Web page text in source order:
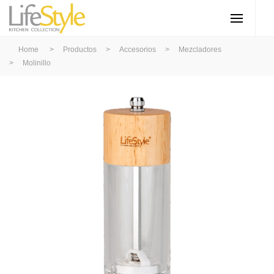
Home > Productos > Accesorios >
Mezcladores
>
Molinillo